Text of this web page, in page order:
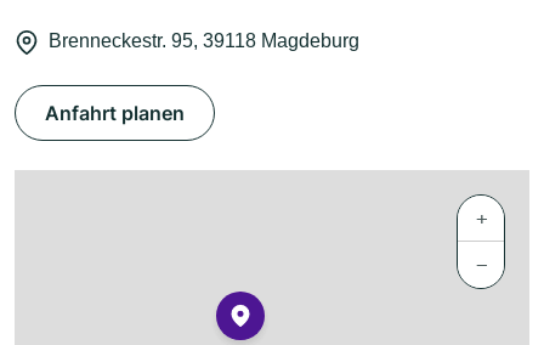
Brenneckestr. 95, 39118 Magdeburg
Anfahrt planen
+
−